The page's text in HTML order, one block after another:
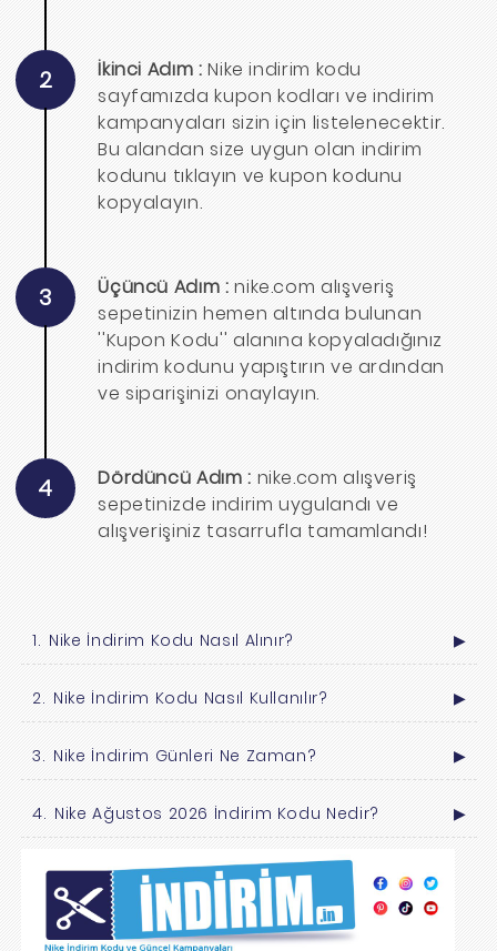
2 İkinci Adım : Nike indirim kodu
sayfamızda kupon kodları ve indirim
kampanyaları sizin için listelenecektir.
Bu alandan size uygun olan indirim
kodunu tıklayın ve kupon kodunu
kopyalayın.
3 Üçüncü Adım : nike.com alışveriş
sepetinizin hemen altında bulunan
''Kupon Kodu'' alanına kopyaladığınız
indirim kodunu yapıştırın ve ardından
ve siparişinizi onaylayın.
4 Dördüncü Adım : nike.com alışveriş
sepetinizde indirim uygulandı ve
alışverişiniz tasarrufla tamamlandı!
Nike İndirim Kodu Nasıl Alınır? ▶
Nike İndirim Kodu Nasıl Kullanılır? ▶
Nike İndirim Günleri Ne Zaman? ▶
Nike Ağustos 2026 İndirim Kodu Nedir? ▶